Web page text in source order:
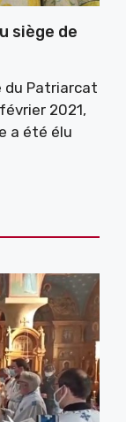
siège de
du Patriarcat
2021,
a été élu